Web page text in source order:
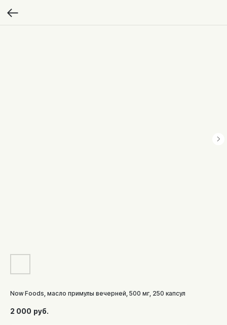
Now Foods, масло примулы вечерней, 500 мг, 250 капсул
2 000 руб.